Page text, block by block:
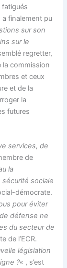
fatigués
a finalement pu
sur son
sur le
regretter,
la commission
et ceux
et de la
la
futures
services, de
de
la
sociale
démocrate.
pour éviter
défense ne
du secteur de
de l’ECR.
législation
?« , s’est